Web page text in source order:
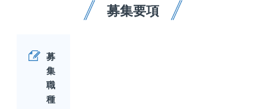
募集要項
募
集
職
種